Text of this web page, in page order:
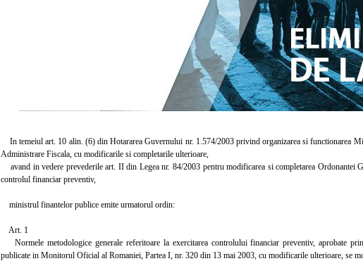
In temeiul art. 10 alin. (6) din Hotararea Guvernului nr. 1.574/2003 privind organizarea si functionarea
Administrare Fiscala, cu modificarile si completarile ulterioare,
avand in vedere prevederile art. II din Legea nr. 84/2003 pentru modificarea si completarea
controlul financiar preventiv,
ministrul finantelor publice emite urmatorul ordin:
Art. 1
Normele metodologice generale referitoare la exercitarea controlului financiar preventiv, aprobate
publicate in Monitorul Oficial al Romaniei, Partea I, nr. 320 din 13 mai 2003, cu modificarile ulterioare, se